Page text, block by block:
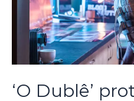
‘O Dublê’